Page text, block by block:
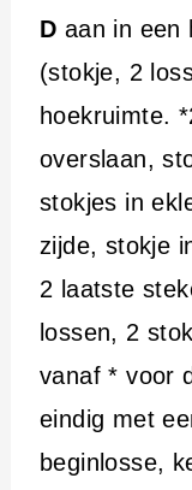
D aan in een
(stokje, 2
hoekruimte.
overslaan,
stokjes in
zijde, stokje
2 laatste
lossen, 2
vanaf * voor
eindig met
beginlosse,